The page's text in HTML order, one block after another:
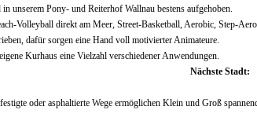
unserem Pony- und Reiterhof Wallnau bestens aufgehoben.
Volleyball direkt am Meer, Street-Basketball, Aerobic, Step-
dafür sorgen eine Hand voll motivierter Animateure.
Kurhaus eine Vielzahl verschiedener Anwendungen.
Nächste Stadt:
oder asphaltierte Wege ermöglichen Klein und Groß